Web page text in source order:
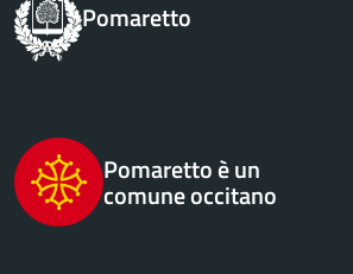
Pomaretto
Pomaretto è un
comune occitano